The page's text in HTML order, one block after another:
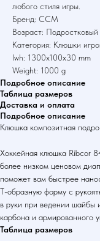
любого стиля игры.
Бренд: CCM
Возраст:
Категория: Клюшки
lwh: 1300x100x30 mm
Weight: 1000 g
Подробное описание
Таблица размеров
Доставка и оплата
Подробное описание
Клюшка композитная
Хоккейная клюшка Ribcor
более низком ценовом
поможет вам быстрее
Т-образную форму с
в руки при ведении шайбы
карбона и армированного
Таблица размеров